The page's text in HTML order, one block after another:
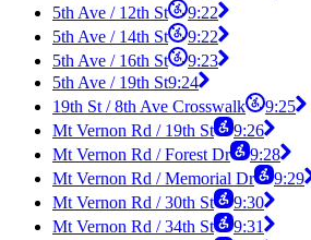
5th Ave / 12th St
9:22
5th Ave / 14th St
9:22
5th Ave / 16th St
9:23
5th Ave / 19th St9:24
19th St / 8th Ave Crosswalk
9:25
Mt Vernon Rd / 19th St
9:26
Mt Vernon Rd / Forest Dr
9:28
Mt Vernon Rd / Memorial Dr
9:29
Mt Vernon Rd / 30th St
9:30
Mt Vernon Rd / 34th St
9:31